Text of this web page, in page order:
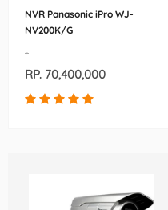
NVR Panasonic iPro WJ-
NV200K/G
-
RP. 70,400,000